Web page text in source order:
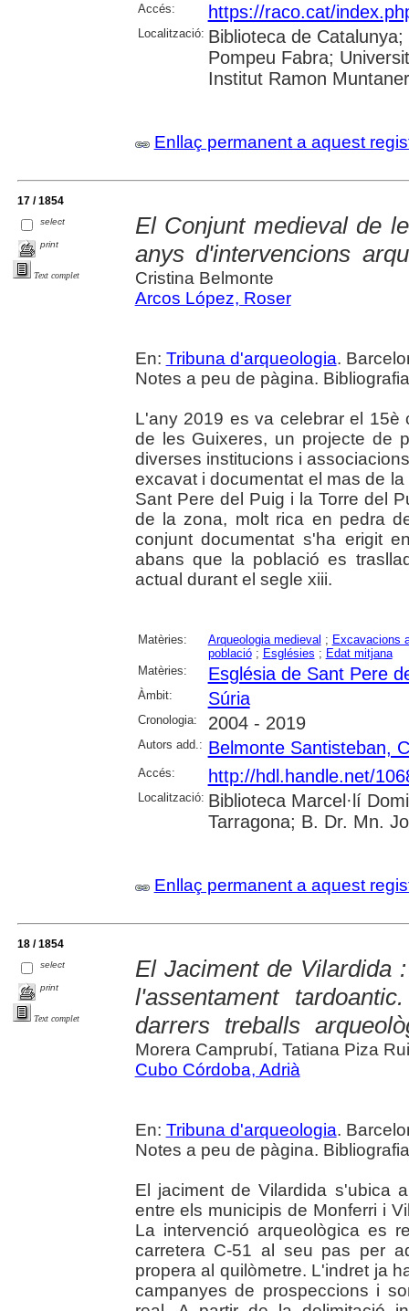
Accés: https://raco.cat/
Localització: Biblioteca de
Pompeu Fabra;
Institut Ramon Muntaner
Enllaç permanent a aquest
17 / 1854
select
print
Text complet
El Conjunt medieval de
anys d'intervencions
Cristina Belmonte
Arcos López, Roser
En: Tribuna d'arqueologia.
Notes a peu de pàgina.
L'any 2019 es va celebrar el 15è
de les Guixeres, un projecte de
diverses institucions i
excavat i documentat el mas de
Sant Pere del Puig i la Torre del
de la zona, molt rica en pedra
conjunt documentat s'ha erigit
abans que la població es
actual durant el segle xiii.
Matèries: Arqueologia medieval ; Excavacions
població; Esglésies ; Edat mitjana
Matèries:
Església de Sant Pere
Àmbit: Súria
Cronologia: 2004 - 2019
Autors add.: Belmonte Santisteban,
Accés: http://hdl.handle.net/
Localització: Biblioteca Marcel·lí
Tarragona; B. Dr. Mn.
Enllaç permanent a aquest
18 / 1854
select
print
Text complet
El Jaciment de Vilardida
l'assentament
darrers treballs
Morera Camprubí, Tatiana Piza
Cubo Córdoba, Adrià
En: Tribuna d'arqueologia.
Notes a peu de pàgina.
El jaciment de Vilardida s'ubica
entre els municipis de Monferri i
La intervenció arqueològica es
carretera C-51 al seu pas per
propera al quilòmetre. L'indret ja
campanyes de prospeccions i